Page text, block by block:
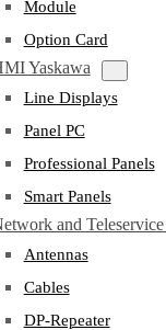
Module
Option Card
Yaskawa
Line Displays
Panel PC
Professional Panels
Smart Panels
and
Antennas
Cables
DP-Repeater